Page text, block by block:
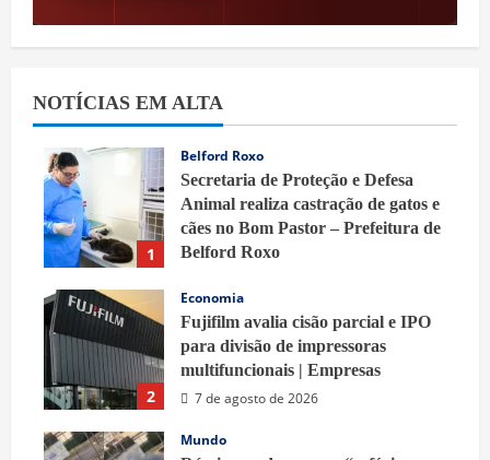
NOTÍCIAS EM ALTA
1
Belford Roxo
Secretaria de Proteção e Defesa
Animal realiza castração de gatos e
cães no Bom Pastor – Prefeitura de
Belford Roxo
2
Economia
Fujifilm avalia cisão parcial e IPO
para divisão de impressoras
multifuncionais | Empresas
7 de agosto de 2026
Mundo